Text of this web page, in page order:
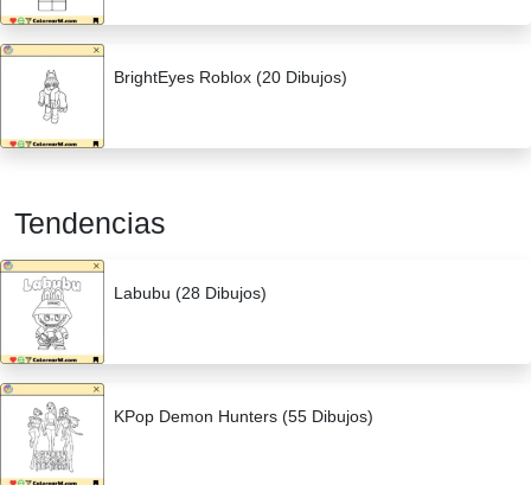
BrightEyes Roblox (20 Dibujos)
Tendencias
Labubu (28 Dibujos)
KPop Demon Hunters (55 Dibujos)